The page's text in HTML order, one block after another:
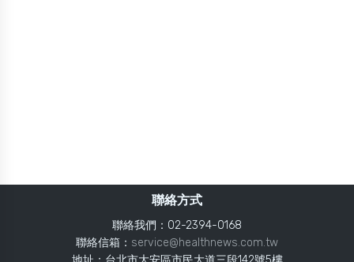
聯絡方式
聯絡我們：02-2394-0168
聯絡信箱： service@healthnews.com.tw